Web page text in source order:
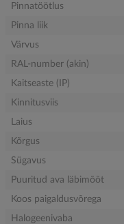
Pinnatöötlus
Pinna liik
Värvus
RAL-number (akin)
Kaitseaste (IP)
Kinnitusviis
Laius
Kõrgus
Sügavus
Puuritud ava läbimõõt
Koos paigaldusvõrega
Halogeenivaba